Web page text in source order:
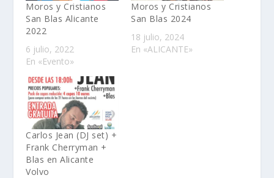
Moros y Cristianos
San Blas Alicante
2022
6 julio, 2022
En «Evento»
Moros y Cristianos
San Blas 2024
18 julio, 2024
En «ALICANTE»
Carlos Jean (DJ set) +
Frank Cherryman +
Blas en Alicante
Volvo